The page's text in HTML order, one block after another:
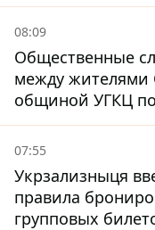
08:09
Общественные
между жителями
общиной УГКЦ
храма сорвались
07:55
Укрзализныця
правила
групповых